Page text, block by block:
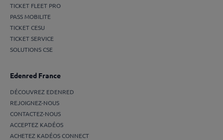
TICKET FLEET PRO
PASS MOBILITE
TICKET CESU
TICKET SERVICE
SOLUTIONS CSE
Edenred France
DÉCOUVREZ EDENRED
REJOIGNEZ-NOUS
CONTACTEZ-NOUS
ACCEPTEZ KADÉOS
ACHETEZ KADÉOS CONNECT